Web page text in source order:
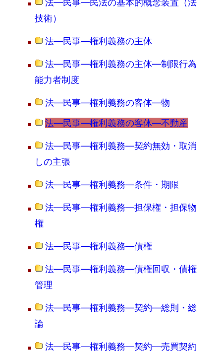
法―民事―民法の基本的概念装置（法
技術）
法―民事―権利義務の主体
法―民事―権利義務の主体―制限行為
能力者制度
法―民事―権利義務の客体―物
法―民事―権利義務の客体―不動産
法―民事―権利義務―契約無効・取消
しの主張
法―民事―権利義務―条件・期限
法―民事―権利義務―担保権・担保物
権
法―民事―権利義務―債権
法―民事―権利義務―債権回収・債権
管理
法―民事―権利義務―契約―総則・総
論
法―民事―権利義務―契約―売買契約